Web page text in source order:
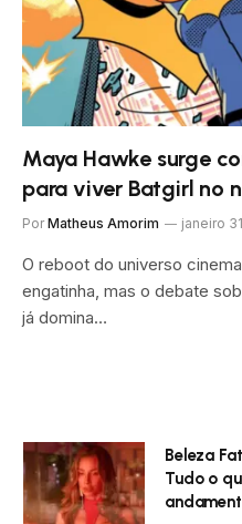
Maya Hawke surge
para viver Batgirl no
Por Matheus Amorim janeiro
O reboot do universo
engatinha, mas o debate
já domina…
Beleza
Tudo o